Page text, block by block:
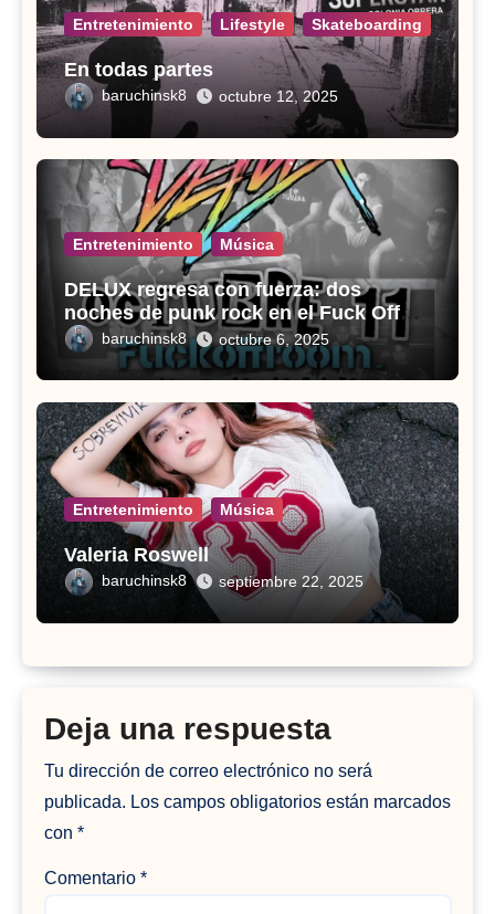
Entretenimiento Lifestyle Skateboarding
En todas partes
baruchinsk8 octubre 12, 2025
Entretenimiento Música
DELUX regresa con fuerza: dos
noches de punk rock en el Fuck Off
Roombaruchinsk8 octubre 6, 2025
Entretenimiento Música
Valeria Roswell
baruchinsk8 septiembre 22, 2025
Deja una respuesta
Tu dirección de correo electrónico no será
publicada. Los campos obligatorios están marcados
con *
Comentario *